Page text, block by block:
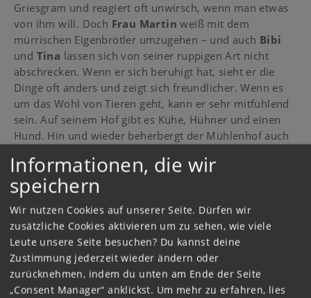
Griesgram und reagiert oft unwirsch, wenn man etwas
von ihm will. Doch Frau Martin weiß mit dem
mürrischen Eigenbrötler umzugehen – und auch Bibi
und Tina lassen sich von seiner ruppigen Art nicht
abschrecken. Wenn er sich beruhigt hat, sieht er die
Dinge oft anders und zeigt sich freundlicher. Wenn es
um das Wohl von Tieren geht, kann er sehr mitfühlend
sein. Auf seinem Hof gibt es Kühe, Hühner und einen
Hund. Hin und wieder beherbergt der Mühlenhof auch
Finde die Küken auf dem
Heuboden:
Spieledas Spiel „Kükenalarm"!
Informationen, die wir
speichern
Wir nutzen Cookies auf unserer Seite. Dürfen wir
zusätzliche Cookies aktivieren um zu sehen, wie viele
Leute unsere Seite besuchen? Du kannst deine
Zustimmung jederzeit wieder ändern oder
zurücknehmen, indem du unten am Ende der Seite
„Consent Manager“ anklickst. Um mehr zu erfahren, lies